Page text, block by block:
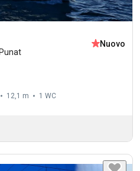
Punat
Nuovo
12,1 m 1 WC